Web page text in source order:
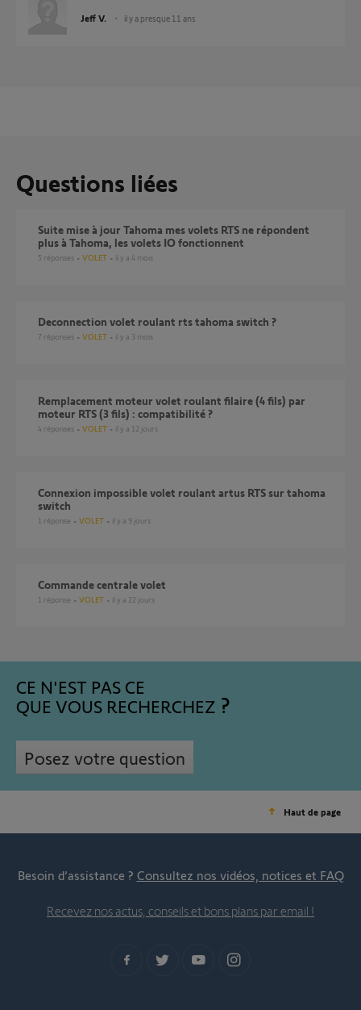
Jeff V. il y a presque 11 ans
Questions liées
suite mise à jour Tahoma mes volets RTS ne répondent
plus à Tahoma, les volets IO fonctionnent
5 réponses VOLET il y a 4 mois
deconnection volet roulant rts tahoma switch ?
7 réponses VOLET il y a 3 mois
Remplacement moteur volet roulant filaire (4 fils) par
moteur RTS (3 fils) : compatibilité ?
4 réponses VOLET il y a 12 jours
Connexion impossible volet roulant artus RTS sur tahoma
switch
1 réponse VOLET il y a 9 jours
Commande centrale volet
1 réponse VOLET il y a 22 jours
CE N'EST PAS CE
QUE VOUS RECHERCHEZ
Posez votre question
Haut de page
Besoin d’assistance ? Consultez nos vidéos, notices et FAQ
Recevez nos actus, conseils et bons plans par email !